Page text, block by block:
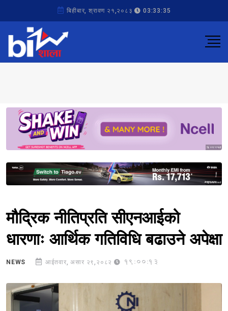
बिहीबार, श्रावण २१,२०८३ 03:33:35
Sponsored
Sponsored
मौद्रिक नीतिप्रति सीएनआईको
धारणाः आर्थिक गतिविधि बढाउने अपेक्षा
NEWS आईतवार, असार २९,२०८२ 19:00:13